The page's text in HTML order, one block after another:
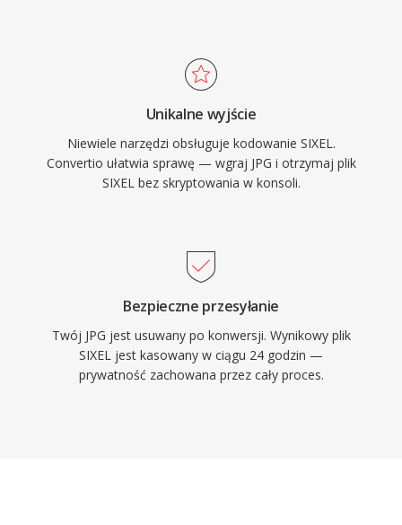
Unikalne wyjście
Niewiele narzędzi obsługuje kodowanie SIXEL.
Convertio ułatwia sprawę — wgraj JPG i otrzymaj plik
SIXEL bez skryptowania w konsoli.
Bezpieczne przesyłanie
Twój JPG jest usuwany po konwersji. Wynikowy plik
SIXEL jest kasowany w ciągu 24 godzin —
prywatność zachowana przez cały proces.